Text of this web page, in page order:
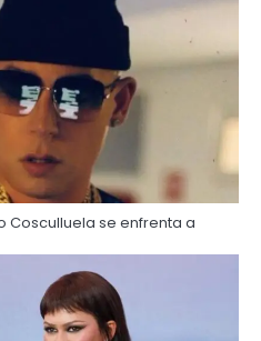
Cosculluela se enfrenta a